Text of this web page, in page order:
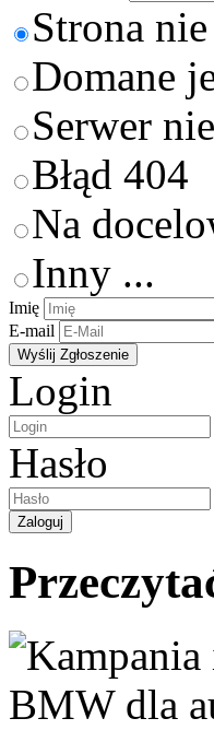
Strona nie
Domane
Serwer
Błąd 404
Na
Inny ...
Imię
E-mail
Login
Hasło